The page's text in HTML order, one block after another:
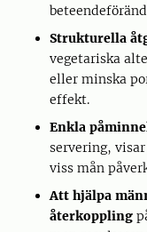
Strukturella
vegetariska
eller minska
effekt.
Enkla
servering,
viss mån
Att hjälpa
återkoppling